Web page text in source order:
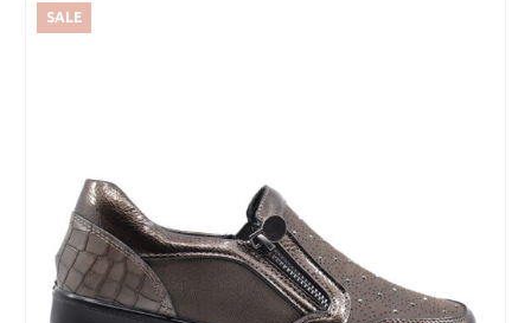
SALE